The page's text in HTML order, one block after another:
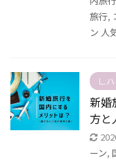
旅行,
ン 人
∟ハ
新婚
方と
ーン,